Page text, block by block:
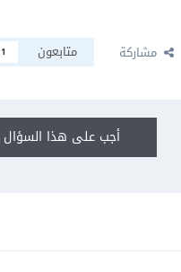
مشاركة متابعون 1
أجب على هذا السؤال